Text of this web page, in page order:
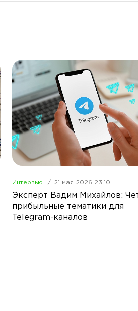
Интервью 21 мая 2026 23:10
Эксперт Вадим Михайлов:
прибыльные тематики для
Telegram-каналов